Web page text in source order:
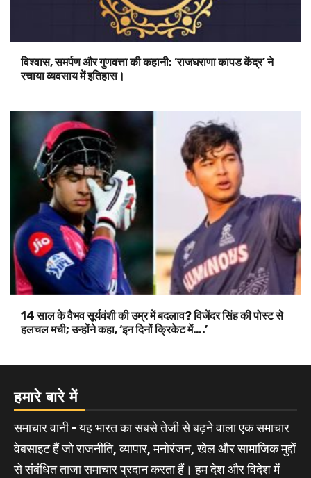
विश्वास, समर्पण और गुणवत्ता की कहानी: ‘राजघराणा कापड केंद्र’ ने
रचाया व्यवसाय में इतिहास।
14 साल के वैभव सूर्यवंशी की उम्र में बदलाव? विजेंदर सिंह की पोस्ट से
हलचल मची; उन्होंने कहा, ‘इन दिनों क्रिकेट में….’
हमारे बारे में
समाचार वानी - यह भारत का सबसे तेजी से बढ़ने वाला एक समाचार
वेबसाइट हैं जो राजनीति, व्यापार, मनोरंजन, खेल और सामाजिक मुद्दों
से संबंधित ताजा समाचार प्रदान करता हैं। हम देश और विदेश में